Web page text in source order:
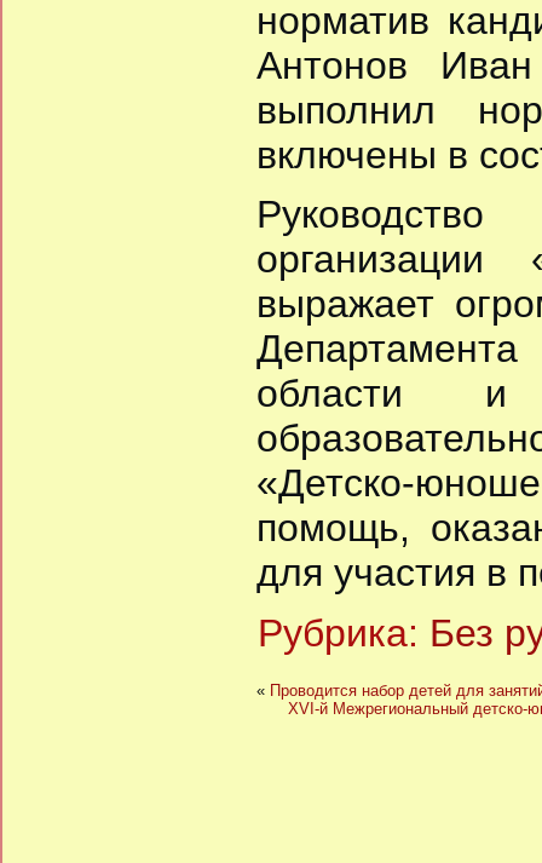
норматив
Антонов
выполнил
включены в
выражает
области и
«Детско-
помощь,
для участия в
Рубрика: Без
« Проводится набор детей для
XVI-й Межрегиональный детско-